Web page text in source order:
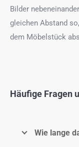
Bilder
gleichen Abstand
dem Möbelstück
Häufige Fragen
Wie lange